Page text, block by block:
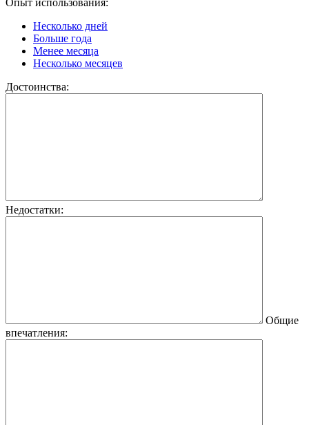
Опыт использования:
Несколько дней
Больше года
Менее месяца
Несколько месяцев
Достоинства:
Недостатки:
Общие
впечатления: